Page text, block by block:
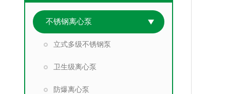
不锈钢离心泵
立式多级不锈钢泵
卫生级离心泵
防爆离心泵